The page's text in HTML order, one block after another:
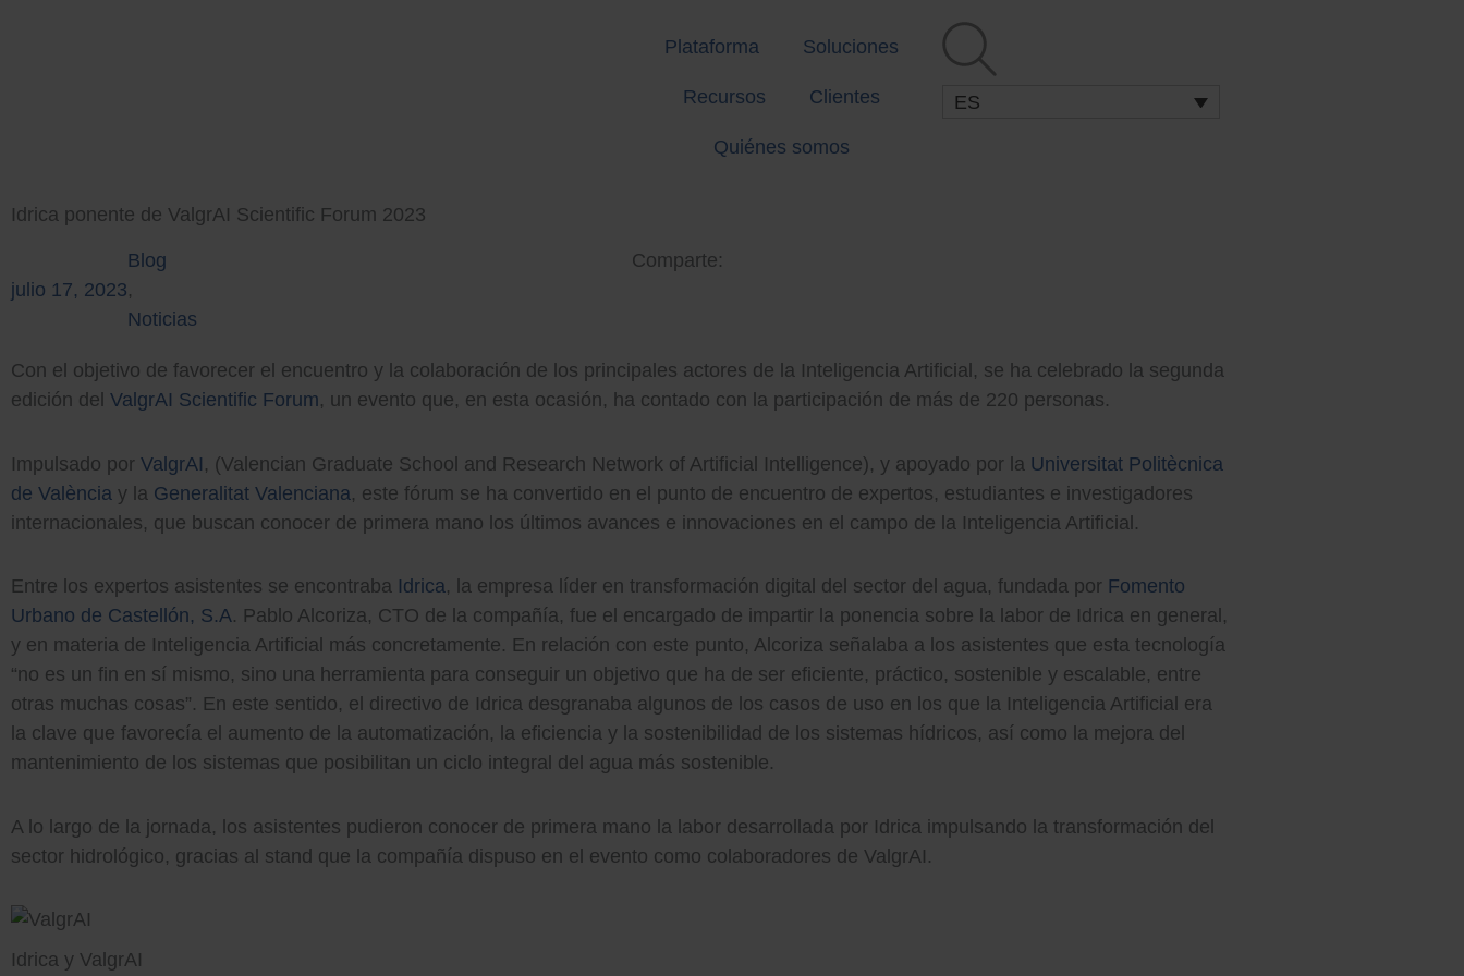
Plataforma Soluciones
Recursos Clientes
Quiénes somos
ES
Idrica ponente de ValgrAI Scientific Forum 2023
julio 17, 2023
Blog
,
Noticias
Comparte:
Con el objetivo de favorecer el encuentro y la colaboración de los principales actores de la Inteligencia Artificial, se ha celebrado la segunda
edición del ValgrAI Scientific Forum, un evento que, en esta ocasión, ha contado con la participación de más de 220 personas.
Impulsado por ValgrAI , (Valencian Graduate School and Research Network of Artificial Intelligence), y apoyado por la Universitat Politècnica
de València y la Generalitat Valenciana, este fórum se ha convertido en el punto de encuentro de expertos, estudiantes e investigadores
internacionales, que buscan conocer de primera mano los últimos avances e innovaciones en el campo de la Inteligencia Artificial.
Entre los expertos asistentes se encontraba Idrica, la empresa líder en transformación digital del sector del agua, fundada por Fomento
Urbano de Castellón, S.A. Pablo Alcoriza, CTO de la compañía, fue el encargado de impartir la ponencia sobre la labor de Idrica en general,
y en materia de Inteligencia Artificial más concretamente. En relación con este punto, Alcoriza señalaba a los asistentes que esta tecnología
“no es un fin en sí mismo, sino una herramienta para conseguir un objetivo que ha de ser eficiente, práctico, sostenible y escalable, entre
otras muchas cosas”. En este sentido, el directivo de Idrica desgranaba algunos de los casos de uso en los que la Inteligencia Artificial era
la clave que favorecía el aumento de la automatización, la eficiencia y la sostenibilidad de los sistemas hídricos, así como la mejora del
mantenimiento de los sistemas que posibilitan un ciclo integral del agua más sostenible.
A lo largo de la jornada, los asistentes pudieron conocer de primera mano la labor desarrollada por Idrica impulsando la transformación del
sector hidrológico, gracias al stand que la compañía dispuso en el evento como colaboradores de ValgrAI.
Idrica y ValgrAI